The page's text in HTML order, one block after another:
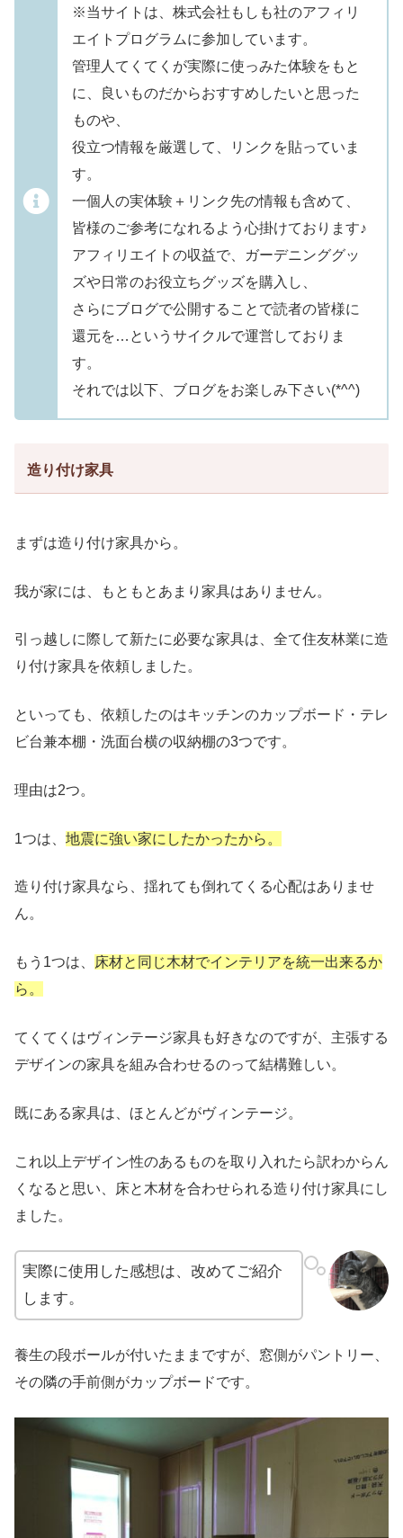
※当サイトは、株式会社もしも社のアフィリ
エイトプログラムに参加しています。
管理人てくてくが実際に使っみた体験をもと
に、良いものだからおすすめしたいと思った
ものや、
役立つ情報を厳選して、リンクを貼っていま
す。
一個人の実体験＋リンク先の情報も含めて、
皆様のご参考になれるよう心掛けております♪
アフィリエイトの収益で、ガーデニンググッ
ズや日常のお役立ちグッズを購入し、
さらにブログで公開することで読者の皆様に
還元を…というサイクルで運営しておりま
す。
それでは以下、ブログをお楽しみ下さい(*^^)
造り付け家具
まずは造り付け家具から。
我が家には、もともと あまり家具はありません。
引っ越しに際して新たに必要な家具は、全て住友林業に造
り付け家具を依頼しました。
といっても、依頼したのはキッチンのカップボード・テレ
ビ台兼本棚・洗面台横の収納棚の3つです。
理由は2つ。
1つは、 地震に強い家にしたかったから。
造り付け家具なら、揺れても倒れてくる心配はありませ
ん。
もう1つは、
床材と同じ木材でインテリアを統一出来るか
ら。
てくてくはヴィンテージ家具も好きなのですが、主張する
デザインの家具を組み合わせるのって結構難しい。
既にある家具は、ほとんどがヴィンテージ。
これ以上デザイン性のあるものを取り入れたら訳わからん
くなると思い、床と木材を合わせられる造り付け家具にし
ました。
実際に使用した感想は、改めてご紹介
します。
養生の段ボールが付いたままですが、窓側がパントリー、
その隣の手前側がカップボードです。